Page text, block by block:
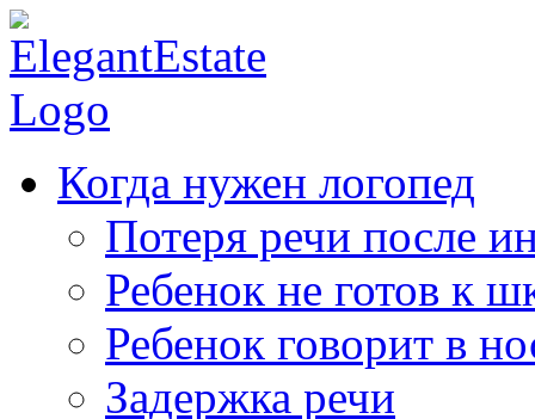
Когда нужен логопед
Потеря речи после
Ребенок не готов к
Ребенок говорит в
Задержка речи